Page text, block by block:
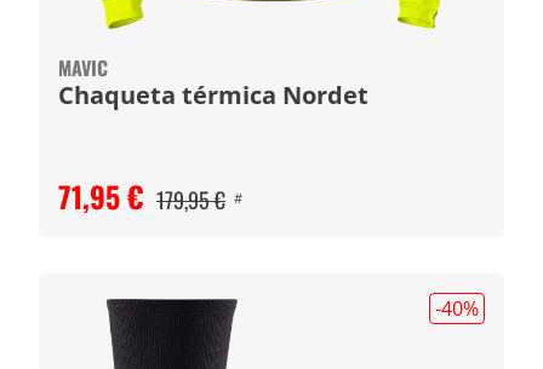
MAVIC
Chaqueta térmica Nordet
71,95 € 179,95 € #
-40%